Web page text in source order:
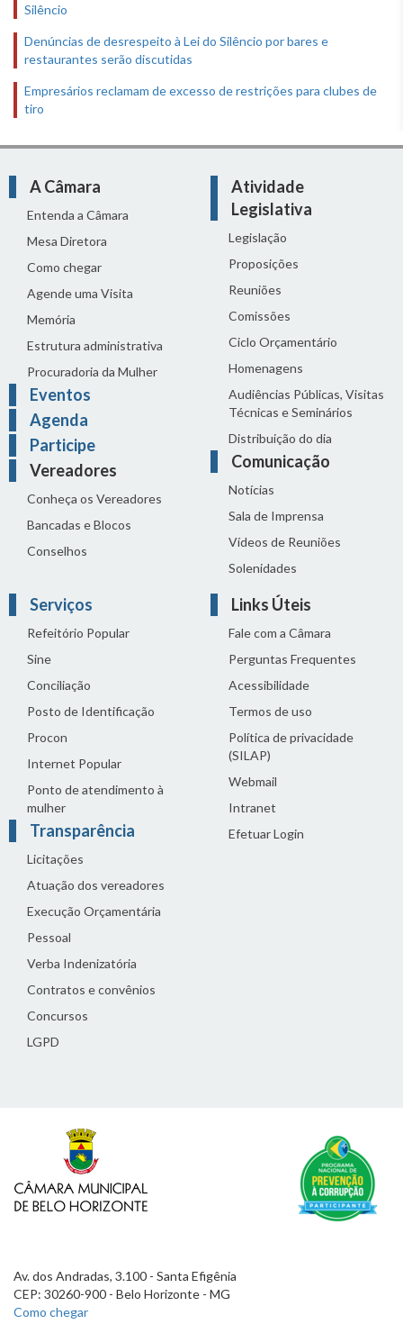
Silêncio
Denúncias de desrespeito à Lei do Silêncio por bares e
restaurantes serão discutidas
Empresários reclamam de excesso de restrições para clubes de
tiro
A Câmara
Entenda a Câmara
Mesa Diretora
Como chegar
Agende uma Visita
Memória
Estrutura administrativa
Procuradoria da Mulher
Eventos
Agenda
Participe
Vereadores
Conheça os Vereadores
Bancadas e Blocos
Conselhos
Atividade
Legislativa
Legislação
Proposições
Reuniões
Comissões
Ciclo Orçamentário
Homenagens
Audiências Públicas, Visitas
Técnicas e Seminários
Distribuição do dia
Comunicação
Notícias
Sala de Imprensa
Vídeos de Reuniões
Solenidades
Serviços
Refeitório Popular
Sine
Conciliação
Posto de Identificação
Procon
Internet Popular
Ponto de atendimento à
mulher
Transparência
Licitações
Atuação dos vereadores
Execução Orçamentária
Pessoal
Verba Indenizatória
Contratos e convênios
Concursos
LGPD
Links Úteis
Fale com a Câmara
Perguntas Frequentes
Acessibilidade
Termos de uso
Política de privacidade
(SILAP)
Webmail
Intranet
Efetuar Login
Av. dos Andradas, 3.100 - Santa Efigênia
CEP: 30260-900 - Belo Horizonte - MG
Como chegar